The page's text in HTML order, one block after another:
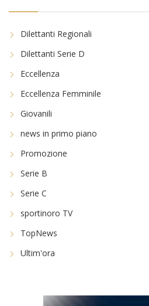
Dilettanti Regionali
Dilettanti Serie D
Eccellenza
Eccellenza Femminile
Giovanili
news in primo piano
Promozione
Serie B
Serie C
sportinoro TV
TopNews
Ultim'ora